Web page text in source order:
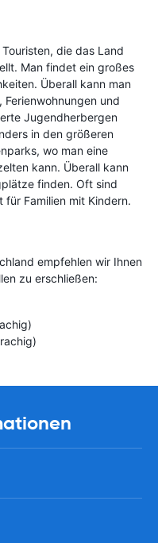
die das Land
Man findet ein großes
Überall kann man
und
Jugendherbergen
in den größeren
wo man eine
kann. Überall kann
finden. Oft sind
Familien mit Kindern.
empfehlen wir Ihnen
zu erschließen: